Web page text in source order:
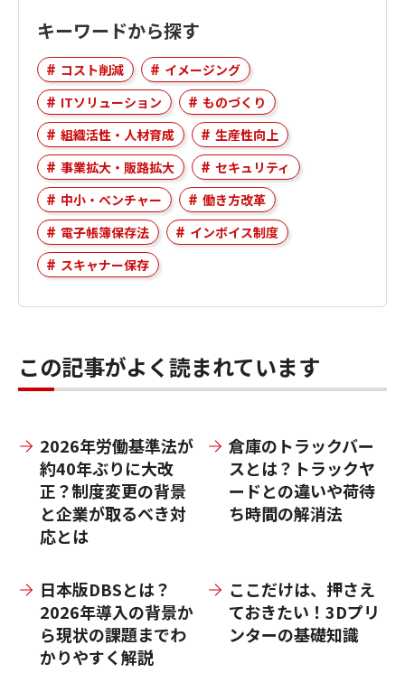
キーワードから探す
コスト削減
イメージング
ITソリューション
ものづくり
組織活性・人材育成
生産性向上
事業拡大・販路拡大
セキュリティ
中小・ベンチャー
働き方改革
電子帳簿保存法
インボイス制度
スキャナー保存
この記事がよく読まれています
2026年労働基準法が
約40年ぶりに大改
正？制度変更の背景
と企業が取るべき対
応とは
倉庫のトラックバー
スとは？トラックヤ
ードとの違いや荷待
ち時間の解消法
日本版DBSとは？
2026年導入の背景か
ら現状の課題までわ
かりやすく解説
ここだけは、押さえ
ておきたい！3Dプリ
ンターの基礎知識